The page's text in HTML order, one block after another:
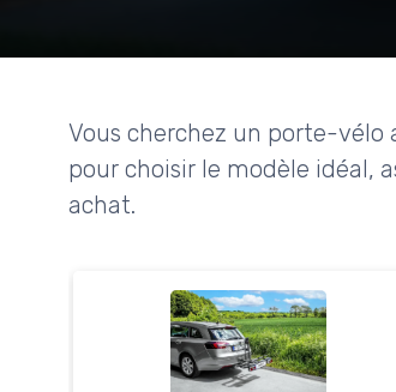
Vous cherchez un porte-vélo
pour choisir le modèle idéal,
achat.